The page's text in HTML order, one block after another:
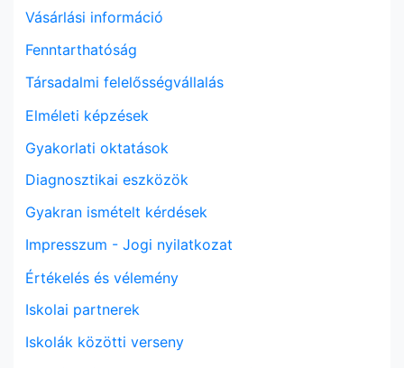
Vásárlási információ
Fenntarthatóság
Társadalmi felelősségvállalás
Elméleti képzések
Gyakorlati oktatások
Diagnosztikai eszközök
Gyakran ismételt kérdések
Impresszum - Jogi nyilatkozat
Értékelés és vélemény
Iskolai partnerek
Iskolák közötti verseny